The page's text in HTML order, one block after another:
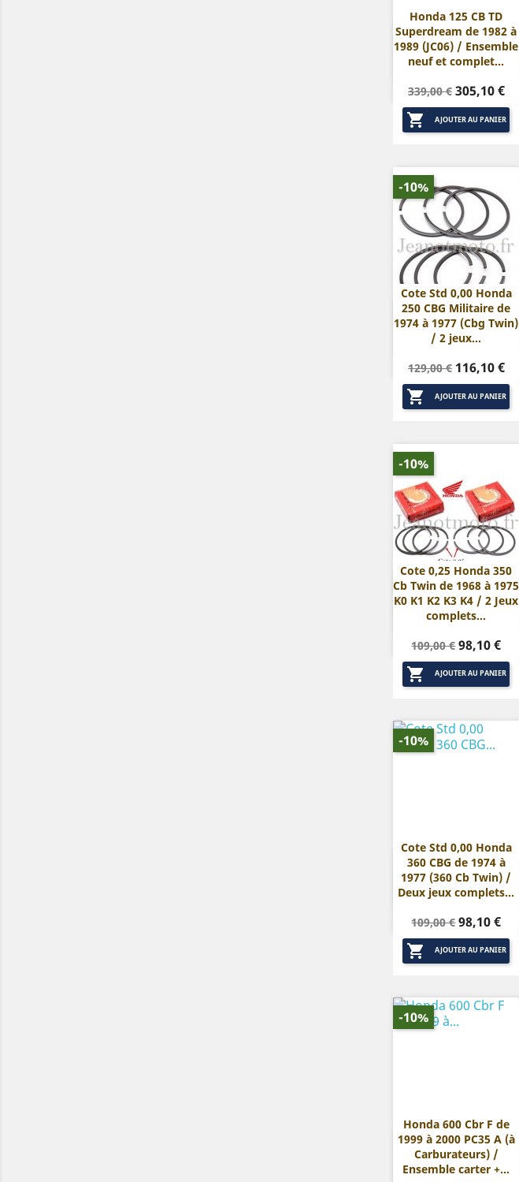
Honda 125 CB TD
Superdream de 1982 à
1989 (JC06) / Ensemble
neuf et complet...
Prix
de
base
339,00 € Prix
305,10 €
 AJOUTER AU PANIER
Aperçu rapide
Cote Std 0,00 Honda
250 CBG Militaire de
1974 à 1977 (Cbg Twin)
/ 2 jeux...
Prix
de
base
129,00 € Prix
116,10 €
 AJOUTER AU PANIER
-10%
Aperçu rapide
Cote 0,25 Honda 350
Cb Twin de 1968 à 1975
K0 K1 K2 K3 K4 / 2 Jeux
complets...
Prix
de
base
109,00 €Prix
98,10 €
 AJOUTER AU PANIER
-10%
Aperçu rapide
Cote Std 0,00 Honda
360 CBG de 1974 à
1977 (360 Cb Twin) /
Deux jeux complets...
Prix
de
base
109,00 €Prix
98,10 €
 AJOUTER AU PANIER
-10%
 Aperçu rapide
Honda 600 Cbr F de
1999 à 2000 PC35 A (à
Carburateurs) /
Ensemble carter +...
-10%
Aperçu rapide